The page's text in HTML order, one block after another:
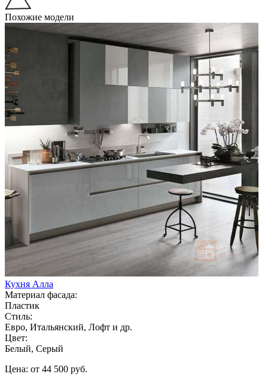
Похожие модели
Кухня Алла
Материал фасада:
Пластик
Стиль:
Евро, Итальянский, Лофт и др.
Цвет:
Белый, Серый
Цена: от 44 500 руб.